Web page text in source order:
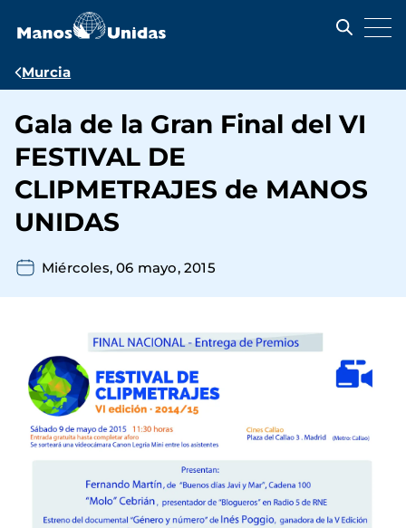
contenido
Ruta
navegación
Murcia
Gala de la Gran Final del VI
FESTIVAL DE
CLIPMETRAJES de MANOS
UNIDAS
Miércoles, 06 mayo, 2015